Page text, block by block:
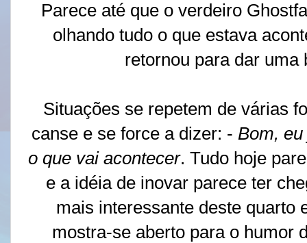
Parece até que o verdeiro
olhando tudo o que estava
retornou para dar uma
Situações se repetem de várias
canse e se force a dizer: - Bom,
o que vai acontecer. Tudo hoje
e a idéia de inovar parece ter
mais interessante deste quarto
mostra-se aberto para o humor